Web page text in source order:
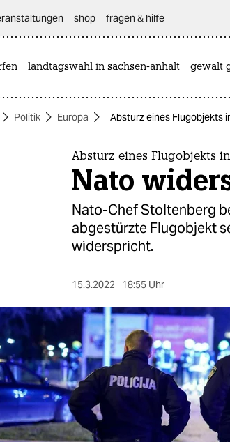
shop fragen & hilfe
landtagswahl in sachsen-anhalt gewalt
Politik Europa Absturz eines Flugobjekts
Absturz eines Flugobjekts
Nato
Nato-Chef Stoltenberg
abgestürzte Flugobjekt
widerspricht.
15.3.2022 18:55 Uhr